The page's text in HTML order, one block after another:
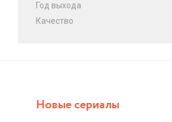
Год выхода
Качество
Новые сериалы